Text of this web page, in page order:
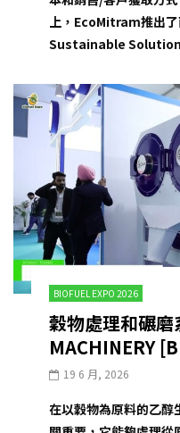
上，EcoMitram推出
Sustainable
BIOFUEL EXPO 2026
穀物處理和碾磨
MACHINERY
19 6 月, 2026
在以穀物為原料的乙醇